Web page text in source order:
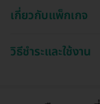
เกี่ยวกับแพ็กเกจ
วิธีชำระและใช้งาน